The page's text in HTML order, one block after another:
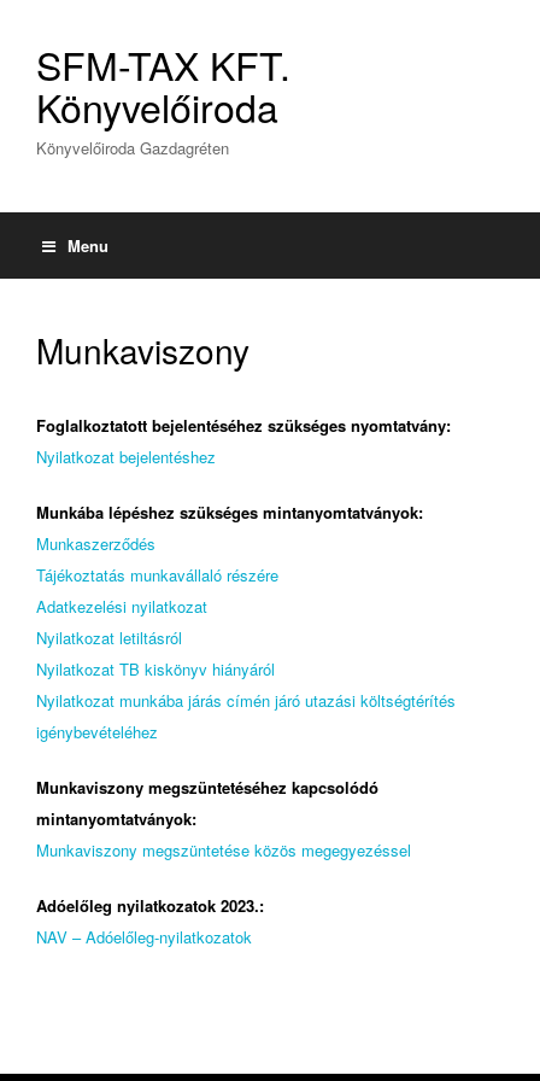
SFM-TAX KFT.
Könyvelőiroda
Könyvelőiroda Gazdagréten
Menu
Munkaviszony
Foglalkoztatott bejelentéséhez szükséges nyomtatvány:
Nyilatkozat bejelentéshez
Munkába lépéshez szükséges mintanyomtatványok:
Munkaszerződés
Tájékoztatás munkavállaló részére
Adatkezelési nyilatkozat
Nyilatkozat letiltásról
Nyilatkozat TB kiskönyv hiányáról
Nyilatkozat munkába járás címén járó utazási költségtérítés
igénybevételéhez
Munkaviszony megszüntetéséhez kapcsolódó
mintanyomtatványok:
Munkaviszony megszüntetése közös megegyezéssel
Adóelőleg nyilatkozatok 2023.:
NAV – Adóelőleg-nyilatkozatok